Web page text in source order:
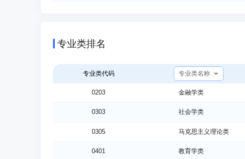
050306
060101 历史学
070302 应用化学
071002 生物技术
080202 机械设计制造及其自动化
080203 材料成型及控制工程
专业类排名
专业类代码 专业类名称
0203 金融学类
0303 社会学类
0305 马克思主义理论类
0401 教育学类